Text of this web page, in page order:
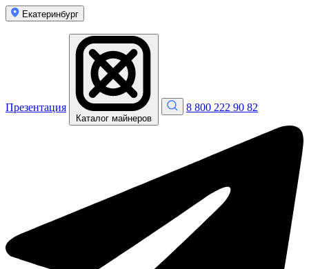
Екатеринбург
Презентация
Каталог майнеров
8 800 222 90 82